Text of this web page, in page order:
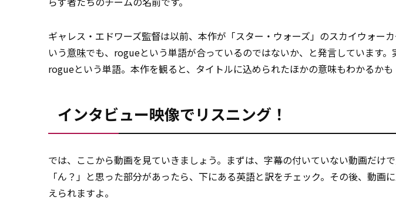
ギャレス・エドワーズ監督は以前、本作が「スター・ウォーズ」のスカイウォー
いう意味でも、rogueという単語が合っているのではないか、と発言しています
rogueという単語。本作を観ると、タイトルに込められたほかの意味もわかるかも
インタビュー映像でリスニング！
では、ここから動画を見ていきましょう。まずは、字幕の付いていない動画だけで
「ん？」と思った部分があったら、下にある英語と訳をチェック。その後、動画
えられますよ。